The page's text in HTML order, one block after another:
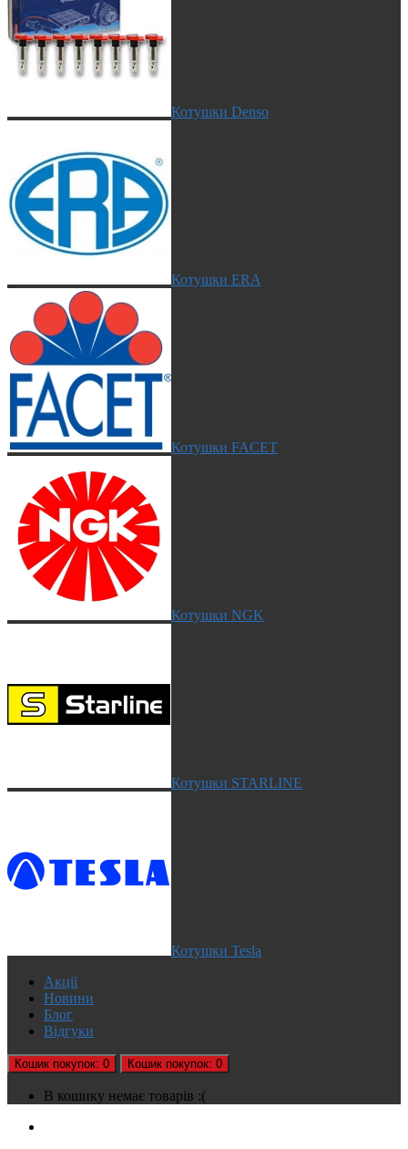
Котушки Denso
Котушки ERA
Котушки FACET
Котушки NGK
Котушки STARLINE
Котушки Tesla
Акції
Новини
Блог
Відгуки
Кошик покупок: 0 Кошик покупок: 0
В кошику немає товарів :(